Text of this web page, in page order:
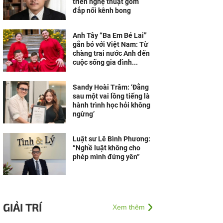
đắp nổi kênh bong
Anh Tây “Ba Em Bé Lai”
gắn bó với Việt Nam: Từ
chàng trai nước Anh đến
cuộc sống gia đình...
Sandy Hoài Trâm: ‘Đằng
sau một vai lồng tiếng là
hành trình học hỏi không
ngừng’
Luật sư Lê Bình Phương:
“Nghề luật không cho
phép mình đứng yên”
GIẢI TRÍ Xem thêm